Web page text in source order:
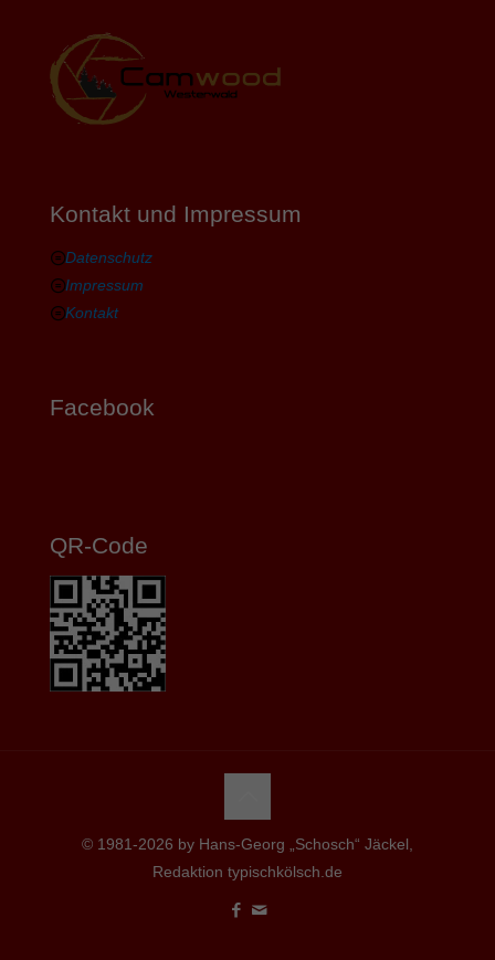
Kontakt und Impressum
Datenschutz
Impressum
Kontakt
Facebook
QR-Code
© 1981-2026 by Hans-Georg „Schosch“ Jäckel,
Redaktion typischkölsch.de